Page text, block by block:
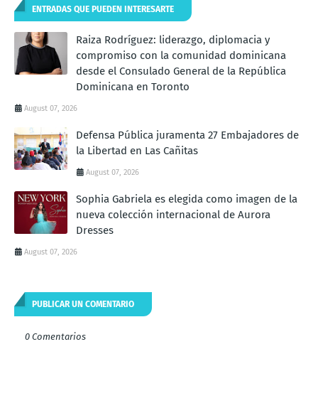
ENTRADAS QUE PUEDEN INTERESARTE
Raiza Rodríguez: liderazgo, diplomacia y
compromiso con la comunidad dominicana
desde el Consulado General de la República
Dominicana en Toronto
August 07, 2026
Defensa Pública juramenta 27 Embajadores de
la Libertad en Las Cañitas
August 07, 2026
Sophia Gabriela es elegida como imagen de la
nueva colección internacional de Aurora
Dresses
August 07, 2026
PUBLICAR UN COMENTARIO
0 Comentarios